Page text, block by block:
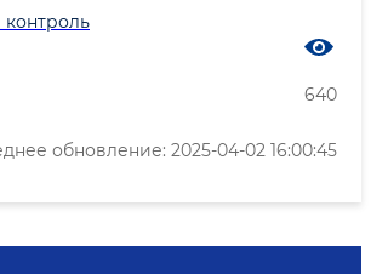
640
обновление: 2025-04-02 16:00:45